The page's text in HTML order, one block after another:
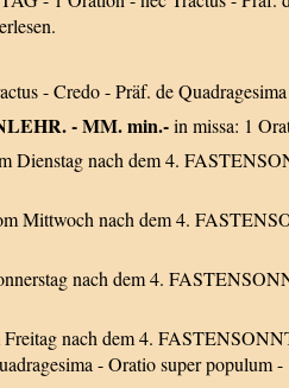
- Credo - Präf. de
- MM. min.-in missa: 1
Dienstag nach dem 4.
Mittwoch nach dem 4.
nach dem 4.
Freitag nach dem 4.
- Oratio super populum -